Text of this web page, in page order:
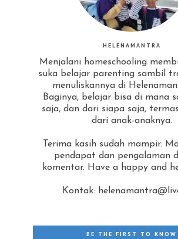
HELENAMANTRA
Menjalani homeschooling
suka belajar parenting sambil
menuliskannya di
Baginya, belajar bisa di mana
saja, dan dari siapa saja,
dari anak-anaknya.
Terima kasih sudah mampir.
pendapat dan pengalaman
komentar. Have a happy and
Kontak:
BE THE FIRST TO KNOW